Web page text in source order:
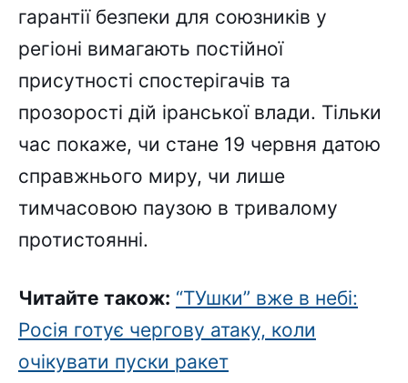
гарантії безпеки для союзників у
регіоні вимагають постійної
присутності спостерігачів та
прозорості дій іранської влади. Тільки
час покаже, чи стане 19 червня датою
справжнього миру, чи лише
тимчасовою паузою в тривалому
протистоянні.
Читайте також: “ТУшки” вже в небі:
Росія готує чергову атаку, коли
очікувати пуски ракет